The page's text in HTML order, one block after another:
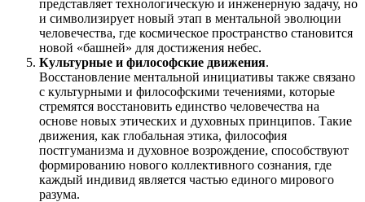
представляет технологическую и инженерную задачу, но
и символизирует новый этап в ментальной эволюции
человечества, где космическое пространство становится
новой «башней» для достижения небес.
Культурные и философские движения.
Восстановление ментальной инициативы также связано
с культурными и философскими течениями, которые
стремятся восстановить единство человечества на
основе новых этических и духовных принципов. Такие
движения, как глобальная этика, философия
постгуманизма и духовное возрождение, способствуют
формированию нового коллективного сознания, где
каждый индивид является частью единого мирового
разума.